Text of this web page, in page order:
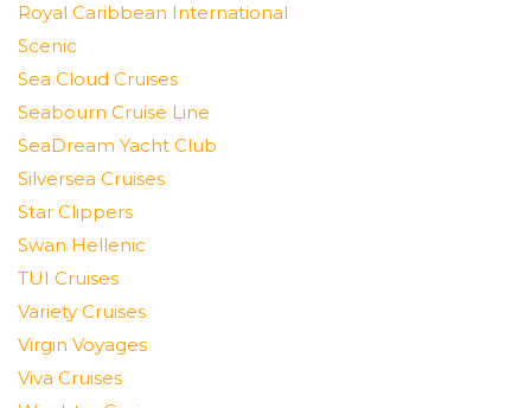
Royal Caribbean International
Scenic
Sea Cloud Cruises
Seabourn Cruise Line
SeaDream Yacht Club
Silversea Cruises
Star Clippers
Swan Hellenic
TUI Cruises
Variety Cruises
Virgin Voyages
Viva Cruises